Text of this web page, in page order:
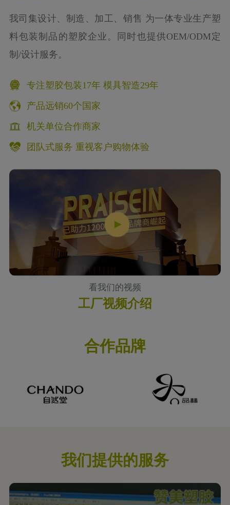
我司集设计、制造、加工、销售 为一体专业生产塑
料包装制品的塑胶企业。同时也提供OEM/ODM定
制/设计服务。
专注塑胶包装17年 模具智造29年
产品远销60个国家
机关单位合作商家
团队式服务 重视客户购物体验
看我们的视频
工厂视频介绍
合作品牌
我们提供的服务